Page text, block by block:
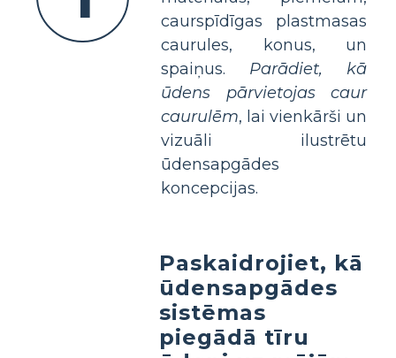
caurspīdīgas plastmasas
caurules, konus, un
spaiņus. Parādiet, kā
ūdens pārvietojas caur
caurulēm, lai vienkārši un
vizuāli ilustrētu
ūdensapgādes
koncepcijas.
Paskaidrojiet, kā
ūdensapgādes
sistēmas
piegādā tīru